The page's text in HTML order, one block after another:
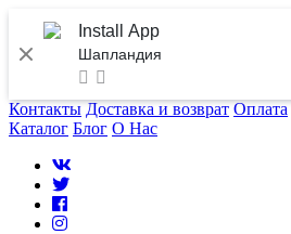
Install App
Шапландия
Контакты Доставка и возврат Оплата
Каталог Блог О Нас